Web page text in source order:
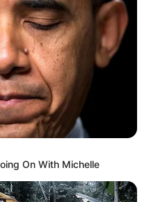
On With Michelle